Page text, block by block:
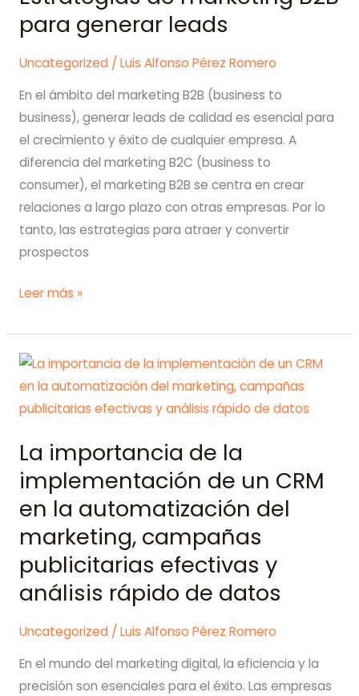
Instagram
experimenta
con
anuncios
«unskippable»
para generar leads
Uncategorized/ Luis Alfonso Pérez Romero
En el ámbito del marketing B2B (business to
business), generar leads de calidad es esencial para
el crecimiento y éxito de cualquier empresa. A
diferencia del marketing B2C (business to
consumer), el marketing B2B se centra en crear
relaciones a largo plazo con otras empresas. Por lo
tanto, las estrategias para atraer y convertir
prospectos
Estrategias
marketing
B2B
para
generar
Leer más »
La importancia de la
implementación de un CRM
en la automatización del
marketing, campañas
publicitarias efectivas y
análisis rápido de datos
Uncategorized/ Luis Alfonso Pérez Romero
En el mundo del marketing digital, la eficiencia y la
precisión son esenciales para el éxito. Las empresas